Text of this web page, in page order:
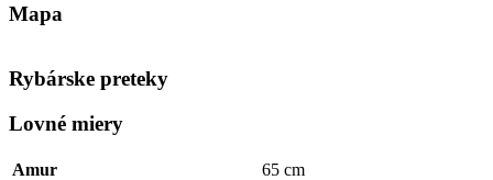
Mapa
Rybárske preteky
Lovné miery
Amur
65 cm